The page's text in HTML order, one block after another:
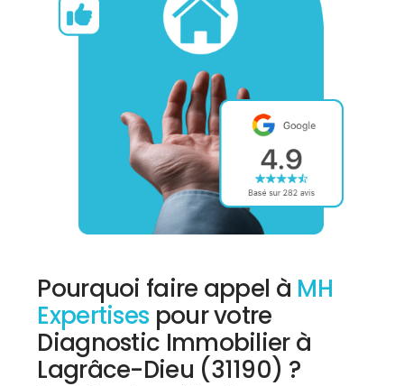
Pourquoi faire appel à MH
Expertises pour votre
Diagnostic Immobilier à
Lagrâce-Dieu (31190) ?